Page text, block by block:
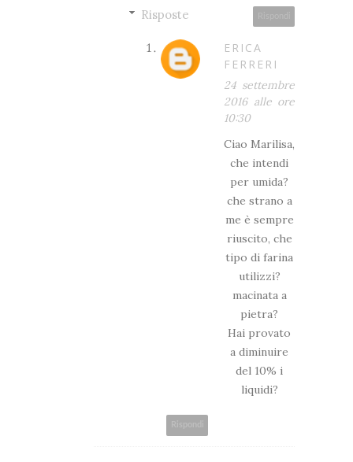
Risposte
ERICA
FERRERI
24 settembre
2016 alle ore
10:30
Ciao Marilisa,
che intendi
per umida?
che strano a
me è sempre
riuscito, che
tipo di farina
utilizzi?
macinata a
pietra?
Hai provato
a diminuire
del 10% i
liquidi?